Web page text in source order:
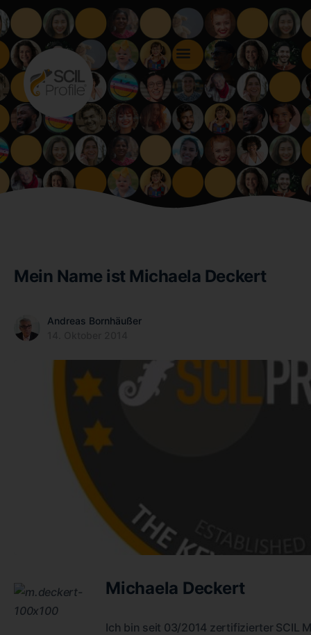
Mein Name ist Michaela Deckert
Andreas Bornhäußer
Michaela Deckert
Ich bin seit 03/2014 zertifizierter SCIL